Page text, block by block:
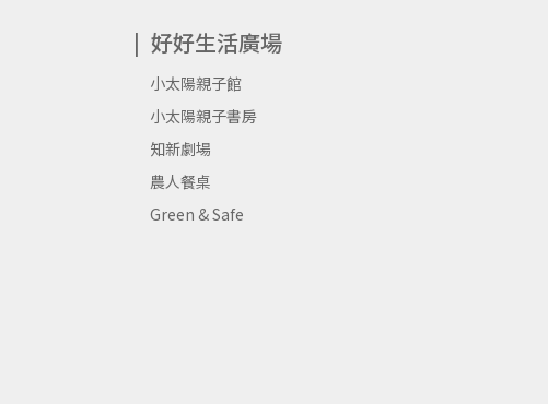
孩子們一起發現問題、解決問題，並且
導孩子，過程中我看見孩子們的執著、創
大人的我感到佩服，同時我看見自主學
的比我們想像的多更多，因為這些內化的
中所得到的!甚至改變了桎梏在我心裡教學
的世界裡，我是個默默耕耘的小園丁，帶
創作時帶來的美好！且回頭想想，原來我
好好生活廣場
小太陽親子館
小太陽親子書房
知新劇場
農人餐桌
Green & Safe